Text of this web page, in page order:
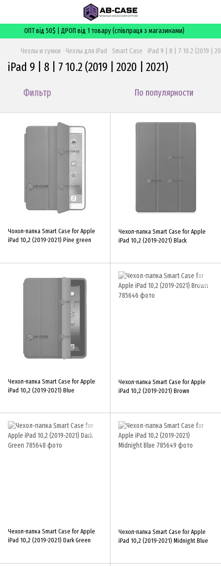
ОПТ від 50$ | ДРОП від 1 товару (співпраця з магазинами)
Чехлы и сумки Чехлы для iPad Smart Case iPad 9 | 8 | 7 10.2 (2019 |
iPad 9 | 8 | 7 10.2 (2019 | 2020 | 2021)
Фильтр По популярности
Чохол-папка Smart Case for Apple
iPad 10,2 (2019-2021) Pine green
Чехол-папка Smart Case for Apple
iPad 10,2 (2019-2021) Black
Чехол-папка Smart Case for Apple
iPad 10,2 (2019-2021) Blue
Чехол-папка Smart Case for Apple
iPad 10,2 (2019-2021) Brown
Чехол-папка Smart Case for Apple
iPad 10,2 (2019-2021) Dark Green
Чехол-папка Smart Case for Apple
iPad 10,2 (2019-2021) Midnight Blue